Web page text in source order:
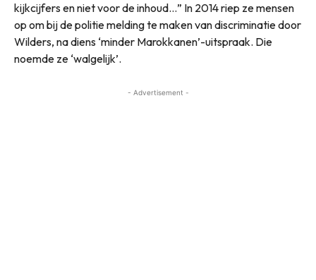
kijkcijfers en niet voor de inhoud…” In 2014 riep ze mensen
op om bij de politie melding te maken van discriminatie door
Wilders, na diens ‘minder Marokkanen’-uitspraak. Die
noemde ze ‘walgelijk’.
- Advertisement -